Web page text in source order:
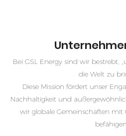
Bei GSL Energy sind wir bestrebt,
die Welt zu
Diese Mission fördert unser
Nachhaltigkeit und
wir globale Gemeinschaften mit